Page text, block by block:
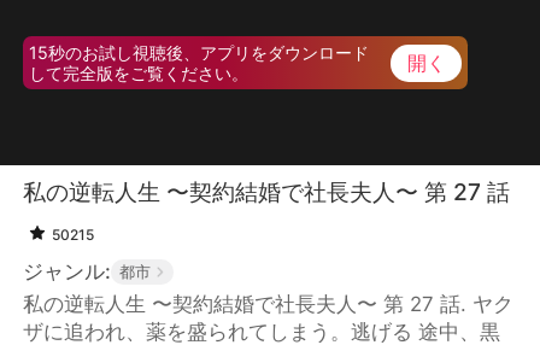
15秒のお試し視聴後、アプリをダウンロード
して完全版をご覧ください。
開く
私の逆転人生 〜契約結婚で社長夫人〜 第 27 話
50215
ジャンル: 都市
私の逆転人生 〜契約結婚で社長夫人〜 第 27 話. ヤク
ザに追われ、薬を盛られてしまう。逃げる 途中、黒